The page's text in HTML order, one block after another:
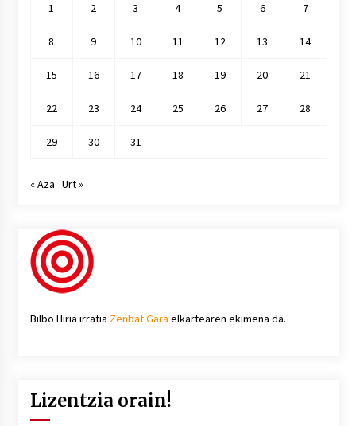
1
2 3 4 5 6 7
8 9 10 11 12 13 14
15 16 17 18 19 20 21
22 23 24 25 26 27 28
29 30 31
« Aza Urt »
Bilbo Hiria irratia Zenbat Gara elkartearen ekimena da.
Lizentzia orain!